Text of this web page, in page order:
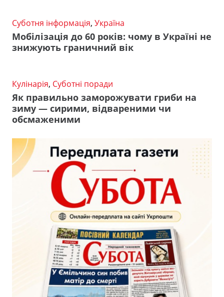
Суботня інформація, Україна
Мобілізація до 60 років: чому в Україні не
знижують граничний вік
Кулінарія, Суботні поради
Як правильно заморожувати гриби на
зиму — сирими, відвареними чи
обсмаженими